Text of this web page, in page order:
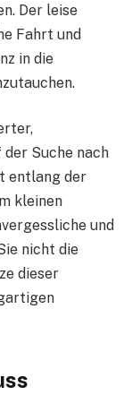
Der leise
Fahrt und
in die
Suche nach
entlang der
kleinen
und
nicht die
dieser